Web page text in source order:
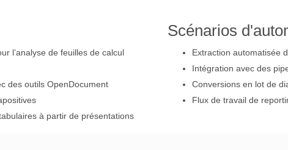
l’analyse de feuilles de calcul
des outils OpenDocument
à partir de présentations
Scénarios
Extraction automatisée
Intégration avec des
Conversions en lot de
Flux de travail de